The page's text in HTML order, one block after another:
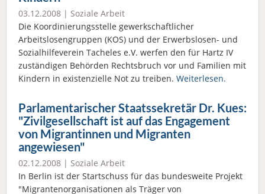
03.12.2008 | Soziale Arbeit
Die Koordinierungsstelle gewerkschaftlicher
Arbeitslosengruppen (KOS) und der Erwerbslosen- und
Sozialhilfeverein Tacheles e.V. werfen den für Hartz IV
zuständigen Behörden Rechtsbruch vor und Familien mit
Kindern in existenzielle Not zu treiben. Weiterlesen.
Parlamentarischer Staatssekretär Dr. Kues:
"Zivilgesellschaft ist auf das Engagement
von Migrantinnen und Migranten
angewiesen"
02.12.2008 | Soziale Arbeit
In Berlin ist der Startschuss für das bundesweite Projekt
"Migrantenorganisationen als Träger von